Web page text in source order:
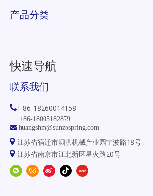
产品分类
快速导航
联系我们
+ 86-18260014158
+86-18005182879
 huangshm@sunzospring.com
 江苏省宿迁市泗洪机械产业园宁波路18号
 江苏省南京市江北新区星火路20号